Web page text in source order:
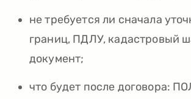
не требуется ли сначала
границ, ПДЛУ, кадастровый
документ;
что будет после договора: